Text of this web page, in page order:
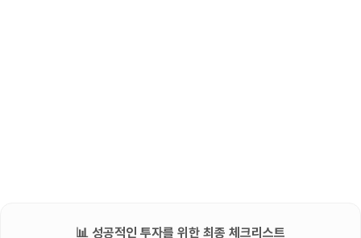
📊 성공적인 투자를 위한 최종 체크리스트